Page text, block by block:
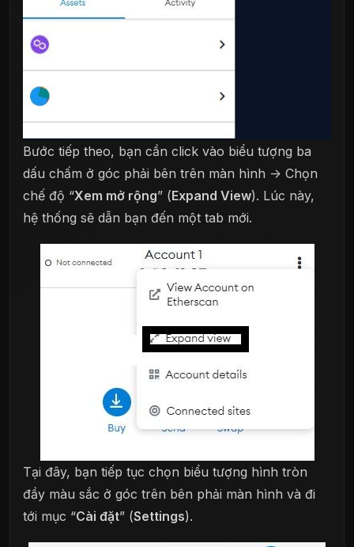
Bước tiếp theo, bạn cần click vào biểu tượng ba
dấu chấm ở góc phải bên trên màn hình -> Chọn
chế độ “Xem mở rộng” (Expand View). Lúc này,
hệ thống sẽ dẫn bạn đến một tab mới.
Tại đây, bạn tiếp tục chọn biểu tượng hình tròn
đầy màu sắc ở góc trên bên phải màn hình và đi
tới mục “Cài đặt” (Settings).